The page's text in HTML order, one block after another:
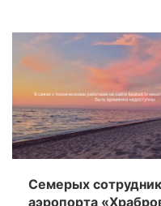
Семерых
аэропорта